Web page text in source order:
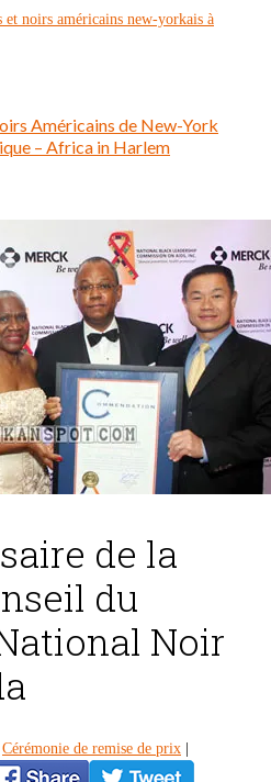
Américains de New-York
– Africa in Harlem
de la
du
Noir
Cérémonie de remise de prix